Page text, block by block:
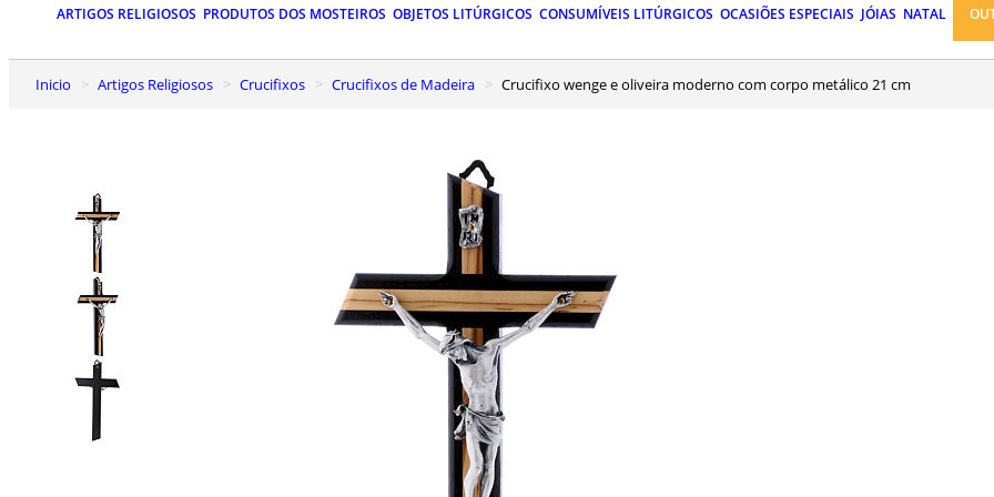
ARTIGOS RELIGIOSOS PRODUTOS DOS MOSTEIROS OBJETOS LITÚRGICOS CONSUMÍVEIS LITÚRGICOS OCASIÕES ESPECIAIS JÓIAS NATAL
Inicio Artigos Religiosos Crucifixos Crucifixos de Madeira Crucifixo wenge e oliveira moderno com corpo metálico 21 cm